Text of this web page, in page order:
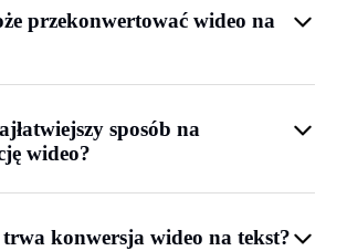
przekonwertować wideo na
sposób na
wideo?
konwersja wideo na tekst?